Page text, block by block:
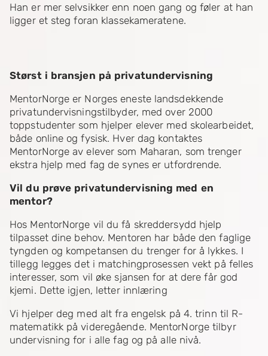
Han er mer selvsikker enn noen gang og føler at han
ligger et steg foran klassekameratene.
Størst i bransjen på privatundervisning
MentorNorge er Norges eneste landsdekkende
privatundervisningstilbyder, med over 2000
toppstudenter som hjelper elever med skolearbeidet,
både online og fysisk. Hver dag kontaktes
MentorNorge av elever som Maharan, som trenger
ekstra hjelp med fag de synes er utfordrende.
Vil du prøve privatundervisning med en
mentor?
Hos MentorNorge vil du få skreddersydd hjelp
tilpasset dine behov. Mentoren har både den faglige
tyngden og kompetansen du trenger for å lykkes. I
tillegg legges det i matchingprosessen vekt på felles
interesser, som vil øke sjansen for at dere får god
kjemi. Dette igjen, letter innlæring
Vi hjelper deg med alt fra engelsk på 4. trinn til R-
matematikk på videregående. MentorNorge tilbyr
undervisning for i alle fag og på alle nivå.